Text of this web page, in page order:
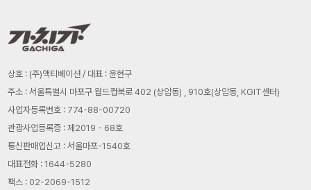
상호 : (주)액티베이션 / 대표 : 윤현구
주소 : 서울특별시 마포구 월드컵북로 402 (상암동) , 910호(상암동, KGIT센터)
사업자등록번호 : 774-88-00720
관광사업등록증 : 제2019 - 68호
통신판매업신고 : 서울마포-1540호
대표전화 : 1644-5280
팩스 : 02-2069-1512